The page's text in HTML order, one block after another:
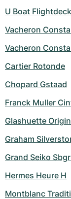
U Boat Flightdeck
Vacheron
Vacheron
Cartier Rotonde
Chopard Gstaad
Franck Muller
Glashuette
Graham
Grand Seiko
Hermes Heure H
Montblanc